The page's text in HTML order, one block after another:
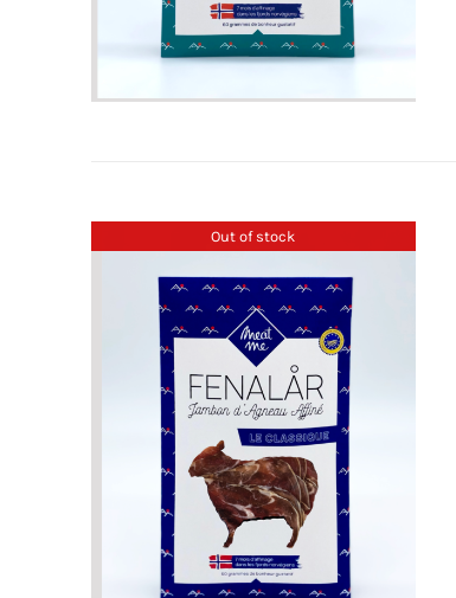
Out of stock